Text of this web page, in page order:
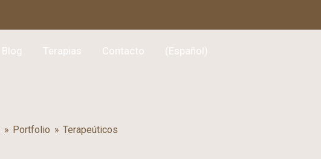
Blog Terapias Contacto (Español)
» Portfolio » Terapeúticos